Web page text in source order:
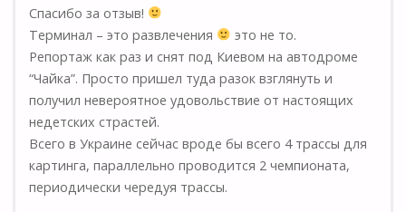
Спасибо за отзыв!
Терминал – это развлечения
это не то.
Репортаж как раз и снят под Киевом на автодроме
“Чайка”. Просто пришел туда разок взглянуть и
получил невероятное удовольствие от настоящих
недетских страстей.
Всего в Украине сейчас вроде бы всего 4 трассы для
картинга, параллельно проводится 2 чемпионата,
периодически чередуя трассы.